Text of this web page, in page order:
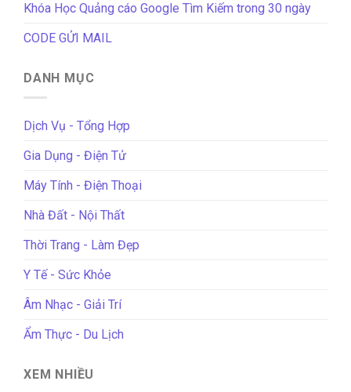
Khóa Học Quảng cáo Google Tìm Kiếm trong 30 ngày
CODE GỬI MAIL
DANH MỤC
Dịch Vụ - Tổng Hợp
Gia Dụng - Điện Tử
Máy Tính - Điện Thoại
Nhà Đất - Nội Thất
Thời Trang - Làm Đẹp
Y Tế - Sức Khỏe
Âm Nhạc - Giải Trí
Ẩm Thực - Du Lịch
XEM NHIỀU